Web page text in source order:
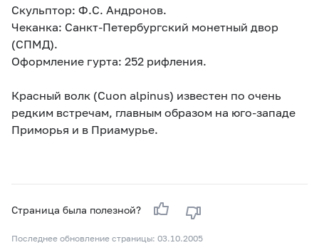
Скульптор: Ф.С. Андронов.
Чеканка: Санкт-Петербургский монетный двор
(СПМД).
Оформление гурта: 252 рифления.
Красный волк (Cuon alpinus) известен по очень
редким встречам, главным образом на юго-западе
Приморья и в Приамурье.
Страница была полезной?
Последнее обновление страницы: 03.10.2005